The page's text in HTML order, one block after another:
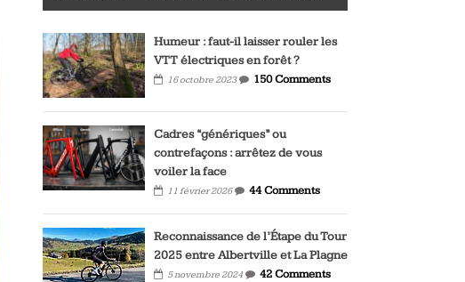
Humeur : faut-il laisser rouler les
VTT électriques en forêt ?
16 octobre 2023 150 Comments
Cadres “génériques” ou
contrefaçons : arrêtez de vous
voiler la face
11 février 2026 44 Comments
Reconnaissance de l’Étape du Tour
2025 entre Albertville et La Plagne
5 novembre 2024 42 Comments